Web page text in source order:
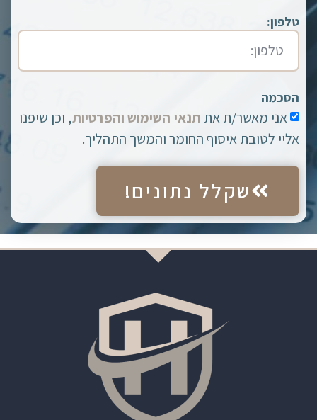
טלפון:
הסכמה
אני מאשר/ת את תנאי השימוש והפרטיות, וכן שיפנו
אליי לטובת איסוף החומר והמשך התהליך.
שקלל נתונים!